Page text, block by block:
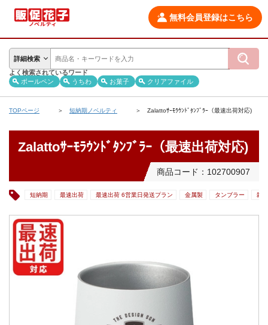
無料会員登録はこちら
詳細検索
よく検索されているワード
ボールペン
うちわ お菓子 クリアファイル
TOPページ 短納期ノベルティ Zalattoｻｰﾓﾗｳﾝﾄﾞﾀﾝﾌﾞﾗｰ（最速出荷対応)
Zalattoｻｰﾓﾗｳﾝﾄﾞﾀﾝﾌﾞﾗｰ（最速出荷対応)
商品コード：102700907
短納期 最速出荷 最速出荷 6営業日発送プラン 金属製 タンブラー 雑貨